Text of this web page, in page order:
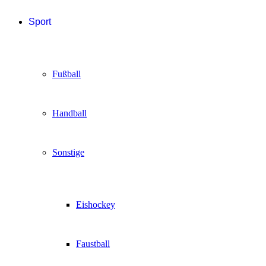
Sport
Fußball
Handball
Sonstige
Eishockey
Faustball